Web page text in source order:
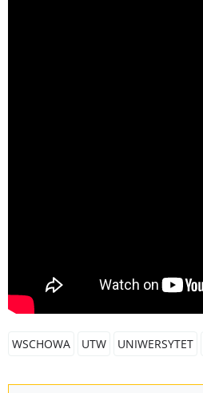
WSCHOWA UTW UNIWERSYTET